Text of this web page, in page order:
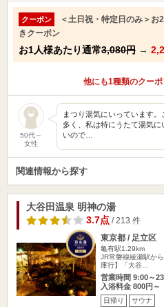
クーポン
＜土日祝・特定日のみ＞お
きクーポン
お1人様あたり通常3,080円 →
他にも1種類のクー
50代～
女性
まつり湯気にいっています
多く、私は特にうたて湯気
いので…
関連情報から探す
大谷田温泉 明神の湯
3.7点 / 213 件
東京都 / 足立区
亀有駅1.29km
JR常磐線綾瀬駅か
庫行】「大谷…
営業時間 9:00～
入浴料金 800円～
日帰り サウナ